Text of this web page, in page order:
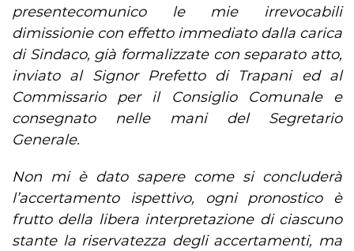
presentecomunico le mie irrevocabili
dimissionie con effetto immediato dalla carica
di Sindaco, già formalizzate con separato atto,
inviato al Signor Prefetto di Trapani ed al
Commissario per il Consiglio Comunale e
consegnato nelle mani del Segretario
Generale.
Non mi è dato sapere come si concluderà
l’accertamento ispettivo, ogni pronostico è
frutto della libera interpretazione di ciascuno
stante la riservatezza degli accertamenti, ma